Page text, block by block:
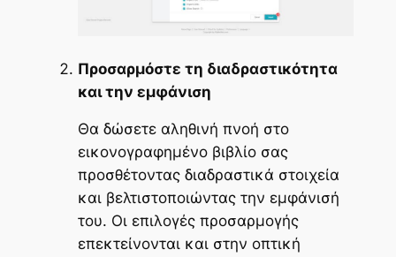
Προσαρμόστε τη διαδραστικότητα
και την εμφάνιση
Θα δώσετε αληθινή πνοή στο
εικονογραφημένο βιβλίο σας
προσθέτοντας διαδραστικά στοιχεία
και βελτιστοποιώντας την εμφάνισή
του. Οι επιλογές προσαρμογής
επεκτείνονται και στην οπτική